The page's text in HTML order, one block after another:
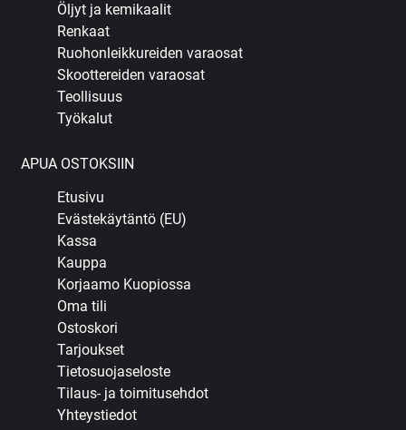
Öljyt ja kemikaalit
Renkaat
Ruohonleikkureiden varaosat
Skoottereiden varaosat
Teollisuus
Työkalut
APUA OSTOKSIIN
Etusivu
Evästekäytäntö (EU)
Kassa
Kauppa
Korjaamo Kuopiossa
Oma tili
Ostoskori
Tarjoukset
Tietosuojaseloste
Tilaus- ja toimitusehdot
Yhteystiedot